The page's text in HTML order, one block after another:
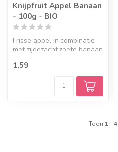
Knijpfruit Appel Banaan
- 100g - BIO
Frisse appel in combinatie
met zijdezacht zoete banaan
1,59
Toon 1 -4